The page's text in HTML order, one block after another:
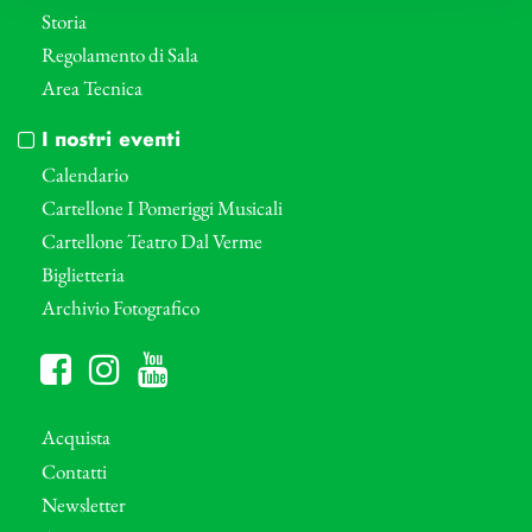
Storia
Regolamento di Sala
Area Tecnica
I nostri eventi
Calendario
Cartellone I Pomeriggi Musicali
Cartellone Teatro Dal Verme
Biglietteria
Archivio Fotografico
Acquista
Contatti
Newsletter